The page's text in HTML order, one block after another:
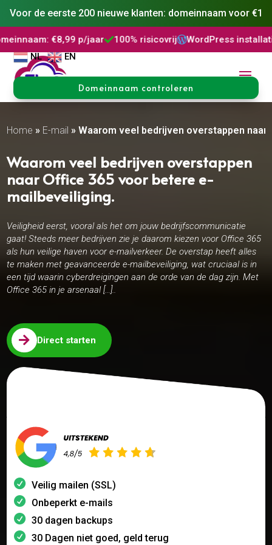
Voor de eerste 200 nieuwe klanten: domeinnaam voor €1
p/jaar100% risicovrijWordPress installatieDNS
NL
EN
Domeinnaam controleren
Home » E-mail »Waarom veel bedrijven overstappen
Waarom veel bedrijven overstappen
naar Office 365 voor betere e-
mailbeveiliging.​
Veiligheid eerst, vooral als het om jouw bedrijfscommunicatie
gaat! Steeds meer bedrijven zie je daarom kiezen voor Office 365
als hun veilige haven voor e-mailverkeer. De overstap heeft alles
te maken met geavanceerde e-mailbeveiliging, wat cruciaal is in
een tijd waarin cyberdreigingen aan de orde van de dag zijn. Met
Office 365 in je arsenaal […]..
 Direct starten
Veilig mailen (SSL)
Onbeperkt e-mails
30 dagen backups
30 Dagen niet goed, geld terug